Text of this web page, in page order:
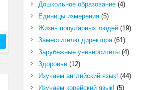
Дошкольное образование(4)
Единицы измерения(5)
Жизнь популярных людей(19)
Заместителю директора(61)
Зарубежные университеты(4)
Здоровье(12)
Изучаем английский язык! (44)
Изучаем корейский язык! (5)